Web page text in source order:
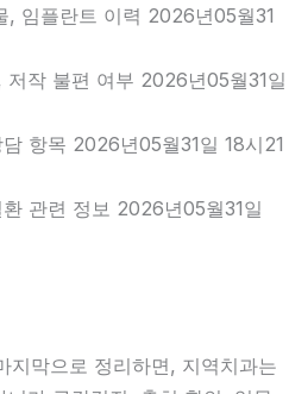
, 임플란트 이력 2026년05월31
작 불편 여부 2026년05월31일
항목 2026년05월31일 18시21
관련 정보 2026년05월31일
지막으로 정리하면, 지역치과는